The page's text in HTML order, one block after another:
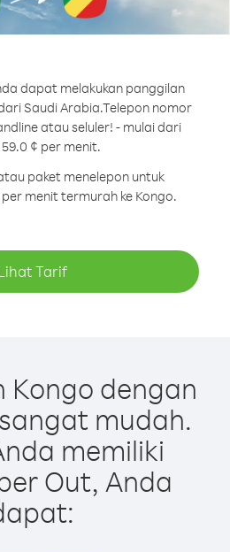
dapat melakukan panggilan
Saudi Arabia.Telepon nomor
atau seluler! - mulai dari
¢ per menit.
paket menelepon untuk
menit termurah ke Kongo.
Tarif
Kongo dengan
mudah.
memiliki
Out, Anda